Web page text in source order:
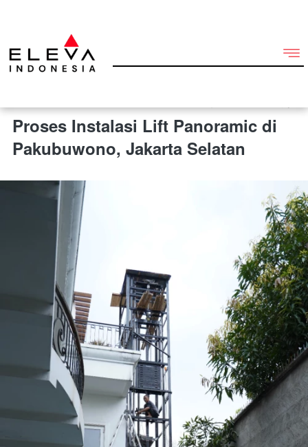
Proses Instalasi Lift Panoramic di
Pakubuwono, Jakarta Selatan